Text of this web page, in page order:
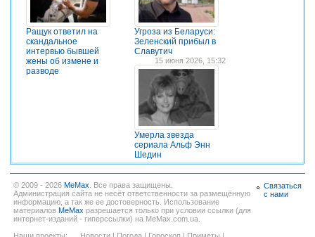
Ращук ответил на
скандальное
интервью бывшей
жены об измене и
разводе
Угроза из Беларуси:
Зеленский прибыл в
Славутич
15 июня 2026, 15:32
Умерла звезда
сериала Альф Энн
Шедин
© 2009 - 2026 MeMax . Все права защищены.
Администрация сайта не несёт ответственности за размещённую
информацию, а так же ее достоверность. Использование
материалов MeMax разрешается только при условии ссылки (для
интернет-изданий - гиперссылки) на MeMax.com.ua.
Наши проекты:
Новости | Погода | Гороскоп | Приметы |
Связаться
с нами